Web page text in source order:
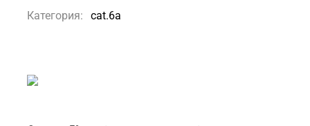
Категория:
cat.6а